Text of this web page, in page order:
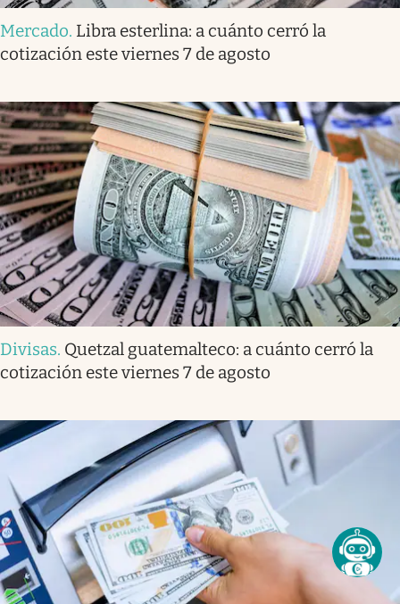
Mercado. Libra esterlina: a cuánto cerró la
cotización este viernes 7 de agosto
Divisas. Quetzal guatemalteco: a cuánto cerró la
cotización este viernes 7 de agosto